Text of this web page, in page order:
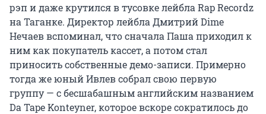
рэп и даже крутился в тусовке лейбла Rap Recordz
на Таганке. Директор лейбла Дмитрий Dime
Нечаев вспоминал, что сначала Паша приходил к
ним как покупатель кассет, а потом стал
приносить собственные демо-записи. Примерно
тогда же юный Ивлев собрал свою первую
группу — с бесшабашным английским названием
Da Tape Konteyner, которое вскоре сократилось до